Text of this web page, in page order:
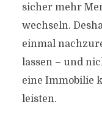
sicher mehr
wechseln.
einmal
lassen – und
eine Immobilie
leisten.